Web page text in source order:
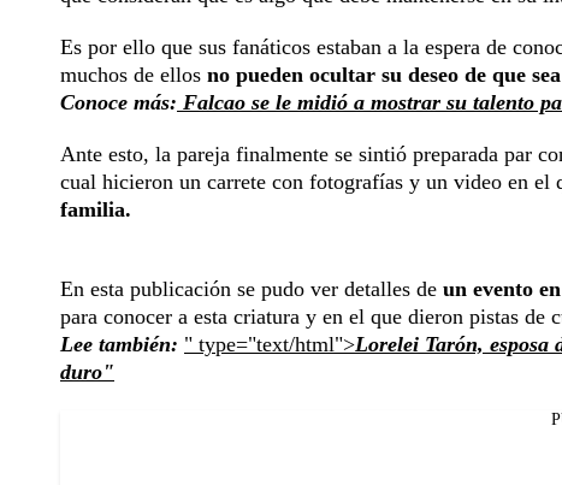
Es por ello que sus fanáticos estaban a la espera de
muchos de ellos no pueden ocultar su deseo de que
Conoce más: Falcao se le midió a mostrar su talento
Ante esto, la pareja finalmente se sintió preparada par
cual hicieron un carrete con fotografías y un video en el
familia.
En esta publicación se pudo ver detalles de un evento
para conocer a esta criatura y en el que dieron pistas de
Lee también: " type="text/html">Lorelei Tarón,
duro"